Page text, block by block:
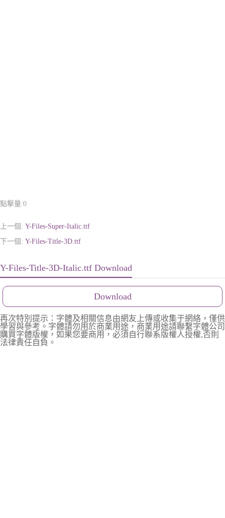
點擊量:0
上一個: Y-Files-Super-Italic.ttf
下一個: Y-Files-Title-3D.ttf
Y-Files-Title-3D-Italic.ttf Download
Download
再次特別提示：字體及相關信息由網友上傳或收集于網絡，僅供
學習與參考。字體請勿用於商業用途，商業用途請聯繫字體公司
購買字體版權，如果您要商用，必須自行聯系版權人授權,否則
法律責任自負。